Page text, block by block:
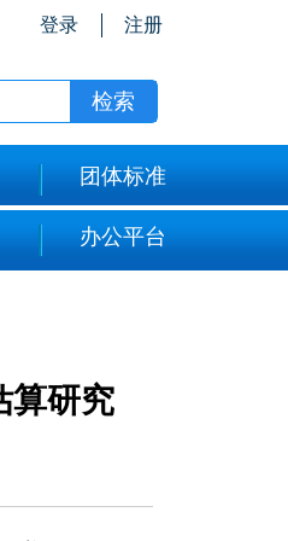
登录 注册
团体标准
办公平台
算研究